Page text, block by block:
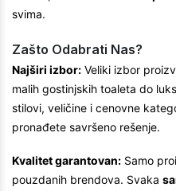
svima.
Zašto Odabrati Nas?
Najširi izbor: Veliki izbor
malih gostinjskih toaleta do
stilovi, veličine i cenovne
pronađete savršeno rešenje.
Kvalitet garantovan: Samo
pouzdanih brendova. Svaka